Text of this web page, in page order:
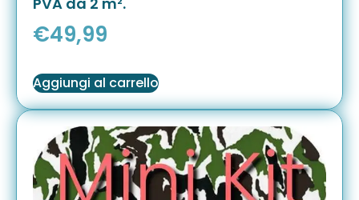
€49,99
Aggiungi al carrello